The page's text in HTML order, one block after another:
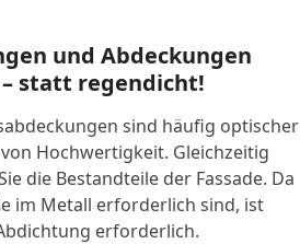
und Abdeckungen
– statt regendicht!
sind häufig optischer
Hochwertigkeit. Gleichzeitig
die Bestandteile der Fassade. Da
im Metall erforderlich sind, ist
erforderlich.